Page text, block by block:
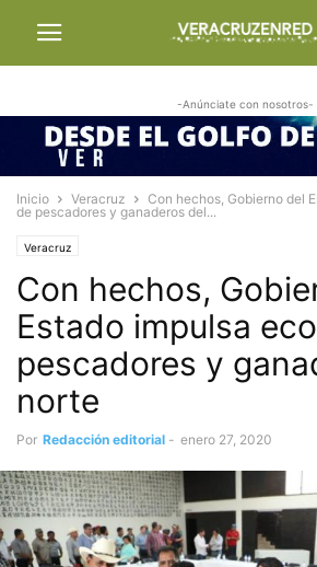
-Anúnciate con nosotros-
Inicio Veracruz
Con hechos, Gobierno del
de pescadores y ganaderos del...
Veracruz
Con hechos,
Estado impulsa
pescadores y
norte
Por Redacción editorial - enero 27, 2020